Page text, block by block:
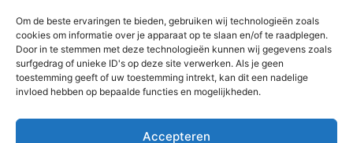
Om de beste ervaringen te bieden, gebruiken wij technologieën zoals
cookies om informatie over je apparaat op te slaan en/of te raadplegen.
Door in te stemmen met deze technologieën kunnen wij gegevens zoals
surfgedrag of unieke ID's op deze site verwerken. Als je geen
toestemming geeft of uw toestemming intrekt, kan dit een nadelige
invloed hebben op bepaalde functies en mogelijkheden.
Accepteren
Disclaimer